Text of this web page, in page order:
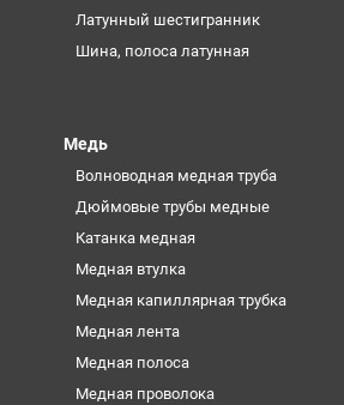
Латунный шестигранник
Шина, полоса латунная
Медь
Волноводная медная труба
Дюймовые трубы медные
Катанка медная
Медная втулка
Медная капиллярная трубка
Медная лента
Медная полоса
Медная проволока